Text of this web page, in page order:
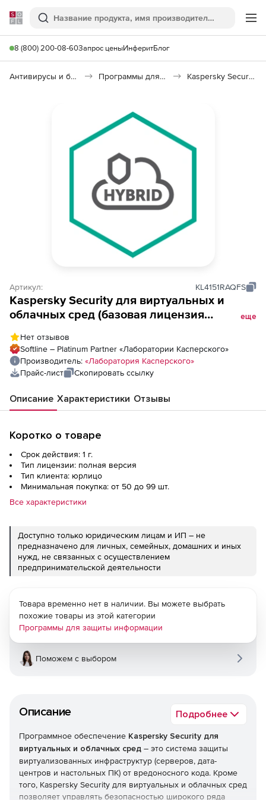
Softline
Поиск
8 (800) 200-08-60Запрос ценыИнферитБлог
Антивирусы и безопасность Программы для защиты информации Kaspersky Security для виртуальных и облачных сред
Артикул: KL4151RAQFS
Kaspersky Security для виртуальных и
облачных сред (базовая лицензия
виртуальных рабочих станций
еще
Нет отзывов
Softline – Platinum Partner «Лаборатории Касперского»
Производитель: «Лаборатория Касперского»
Прайс-лист
Скопировать ссылку
Описание Характеристики Отзывы
Коротко о товаре
Срок действия: 1 г.
Тип лицензии: полная версия
Тип клиента: юрлицо
Минимальная покупка: от 50 до 99 шт.
Все характеристики
Доступно только юридическим лицам и ИП – не
предназначено для личных, семейных, домашних и иных
нужд, не связанных с осуществлением
предпринимательской деятельности
Описание Подробнее
Программное обеспечение Kaspersky Security для
виртуальных и облачных сред – это система защиты
виртуализованных инфраструктур (серверов, дата-
центров и настольных ПК) от вредоносного кода. Кроме
того, Kaspersky Security для виртуальных и облачных сред
позволяет управлять безопасностью широкого ряда
Товара временно нет в наличии. Вы можете выбрать
похожие товары из этой категории
Программы для защиты информации
Поможем с выбором